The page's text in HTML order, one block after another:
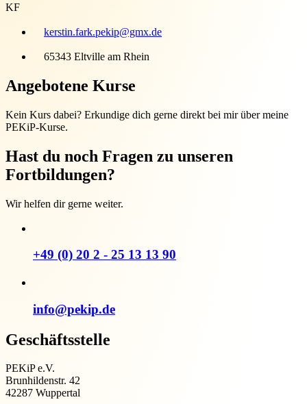
KF
kerstin.fark.pekip@gmx.de
65343 Eltville am Rhein
Angebotene Kurse
Kein Kurs dabei? Erkundige dich gerne direkt bei mir über meine
PEKiP-Kurse.
Hast du noch Fragen zu unseren
Fortbildungen?
Wir helfen dir gerne weiter.
+49 (0) 20 2 - 25 13 13 90
info@pekip.de
Geschäftsstelle
PEKiP e.V.
Brunhildenstr. 42
42287 Wuppertal